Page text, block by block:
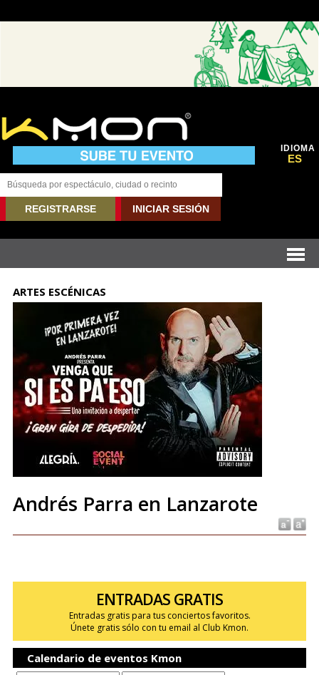
IDIOMA
ES
REGISTRARSE INICIAR SESIÓN
ARTES ESCÉNICAS
Andrés Parra en Lanzarote
ENTRADAS GRATIS
Entradas gratis para tus conciertos favoritos.
Únete gratis sólo con tu email al Club Kmon.
Calendario de eventos Kmon